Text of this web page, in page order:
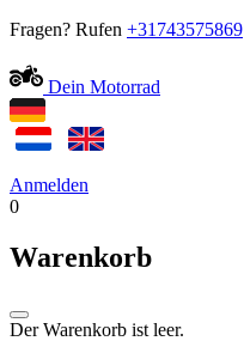
Fragen? Rufen +31743575869
Dein Motorrad
Anmelden
0
Warenkorb
Der Warenkorb ist leer.